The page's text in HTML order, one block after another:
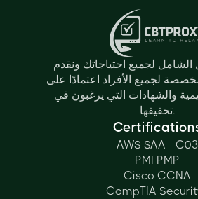
لجميع احتياجاتك ونقدم
لجميع الأفراد اعتمادًا على
والشهادات التي يرغبون في
تحقيقها.
AWS SAA - C03
PMI PMP
Cisco CCNA
CompTIA